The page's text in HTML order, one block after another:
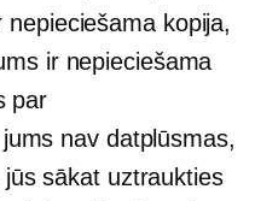
kopija,
ir nepieciešama
par
nav datplūsmas,
sākat uztraukties